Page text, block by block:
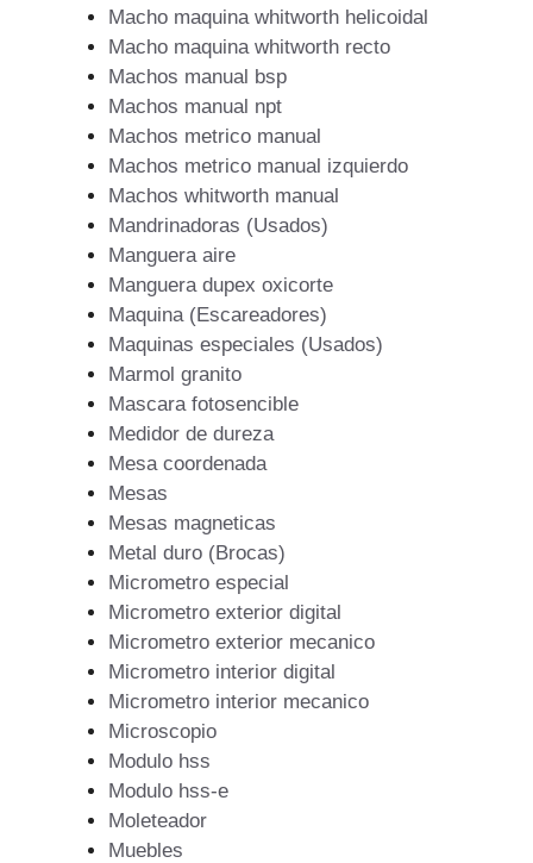
Macho maquina whitworth helicoidal
Macho maquina whitworth recto
Machos manual bsp
Machos manual npt
Machos metrico manual
Machos metrico manual izquierdo
Machos whitworth manual
Mandrinadoras (Usados)
Manguera aire
Manguera dupex oxicorte
Maquina (Escareadores)
Maquinas especiales (Usados)
Marmol granito
Mascara fotosencible
Medidor de dureza
Mesa coordenada
Mesas
Mesas magneticas
Metal duro (Brocas)
Micrometro especial
Micrometro exterior digital
Micrometro exterior mecanico
Micrometro interior digital
Micrometro interior mecanico
Microscopio
Modulo hss
Modulo hss-e
Moleteador
Muebles